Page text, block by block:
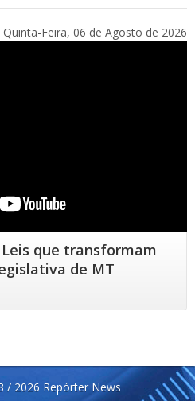
Quinta-Feira, 06 de Agosto de 2026
que transformam
de MT
/ 2026 Repórter News